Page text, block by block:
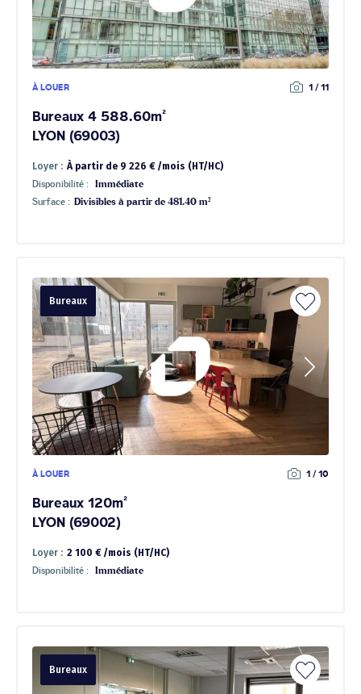
À LOUER 1 / 11
Bureaux 4 588.60m²
LYON (69003)
Loyer : À partir de 9 226 € /mois (HT/HC)
Disponibilité :
Immédiate
Surface : Divisibles à partir de 481.40 m²
Bureaux
À LOUER 1 / 10
Bureaux 120m²
LYON (69002)
Loyer : 2 100 € /mois (HT/HC)
Disponibilité : Immédiate
Bureaux